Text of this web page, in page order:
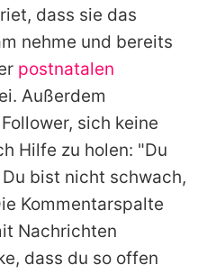
dass sie das
nehme und bereits
postnatalen
Außerdem
sich keine
Hilfe zu holen: "Du
bist nicht schwach,
Kommentarspalte
Nachrichten
dass du so offen